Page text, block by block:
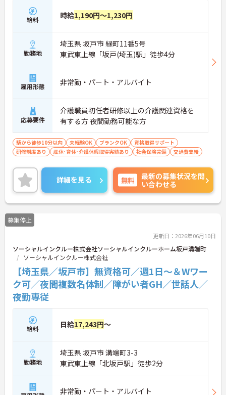
給料 時給1,190円～1,230円
勤務地
埼玉県 坂戸市 緑町11番5号
東武東上線「坂戸(埼玉)駅」徒歩4分
雇用形態 非常勤・パート・アルバイト
応募要件
介護職員初任者研修以上の介護関連資格を
有する方 夜間勤務可能な方
駅から徒歩10分以内 未経験OK ブランクOK
資格取得サポート
研修制度あり
産休･育休･介護休暇取得実績あり 社会保険完備 交通費支給
詳細を見る 無料
最新の募集状況を問
い合わせる
募集停止
更新日：2026年06月10日
ソーシャルインクルー株式会社ソーシャルインクルーホーム坂戸溝端町
ソーシャルインクルー株式会社
【埼玉県／坂戸市】無資格可／週1日～＆Wワー
ク可／夜間複数名体制／障がい者GH／世話人／
夜勤専従
給料 日給17,243円～
勤務地
埼玉県 坂戸市 溝端町3-3
東武東上線「北坂戸駅」徒歩2分
非常勤・パート・アルバイト